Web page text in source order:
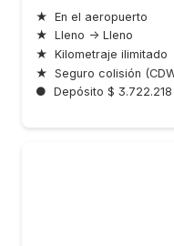
★ En el aeropuerto
★ Lleno → Lleno
★ Kilometraje ilimitado
★ Seguro colisión
● Depósito $ 3.722.218